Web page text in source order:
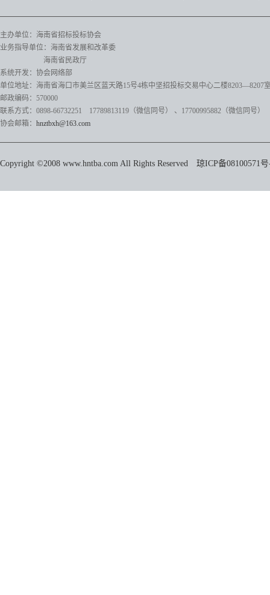
主办单位：海南省招标投标协会
业务指导单位：海南省发展和改革委
海南省民政厅
系统开发：协会网络部
单位地址：海南省海口市美兰区蓝天路15号4栋中坚招投标交易中心二楼8203—8207
邮政编码：570000
联系方式：0898-66732251 17789813119（微信同号）
、17700995882 （微信同号）
协会邮箱： hnztbxh@163.com
Copyright ©2008 www.hntba.com All Rights Reserved 琼ICP备08100571